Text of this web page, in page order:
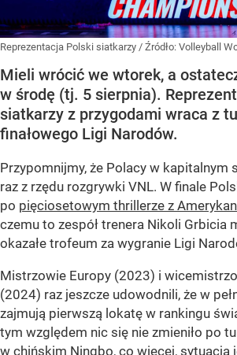
Reprezentacja Polski siatkarzy / Źródło: Volleyball
Mieli wrócić we wtorek, a
w środę (tj. 5 sierpnia).
siatkarzy z przygodami wraca z
finałowego Ligi Narodów.
Przypomnijmy, że Polacy w kapitalnym
raz z rzędu rozgrywki VNL. W finale
po pięciosetowym thrillerze z
czemu to zespół trenera Nikoli Grbicia
okazałe trofeum za wygranie Ligi
Mistrzowie Europy (2023) i
(2024) raz jeszcze udowodnili, że w
zajmują pierwszą lokatę w rankingu
tym względem nic się nie zmieniło po
w chińskim Ningbo, co więcej, sytuacja